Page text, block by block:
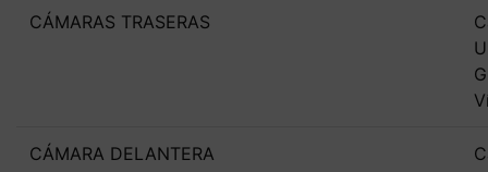
CÁMARAS TRASERAS
CÁMARA DELANTERA